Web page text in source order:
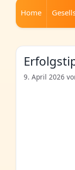
Home
9. April 2026